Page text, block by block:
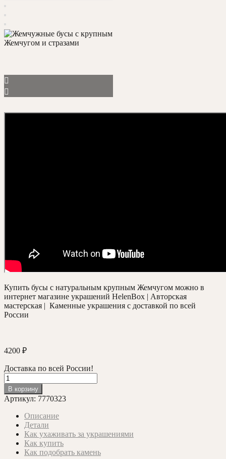
Купить бусы с натуральным крупным Жемчугом можно в
интернет магазине украшений HelenBox | Авторская
мастерская | Каменные украшения с доставкой по всей
России
4200 ₽
Доставка по всей России!
Количество
товара
Жемчужные
бусы
крупным
Жемчугом
стразами
В корзину
Артикул: 7770323
Описание
Детали
Как ухаживать за украшениями
Как купить
Как подобрать камень